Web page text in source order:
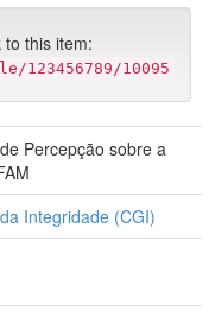
this item:
123456789/10095
Percepção sobre a
Integridade (CGI)